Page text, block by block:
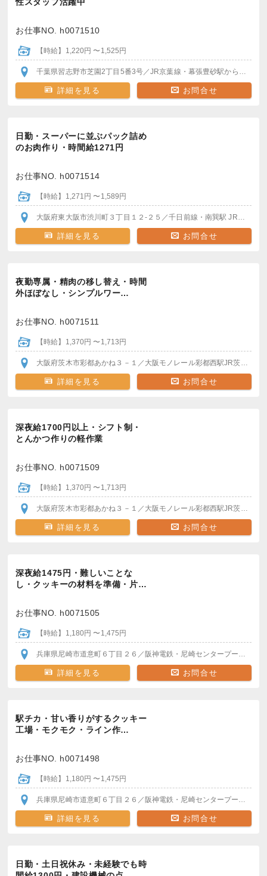
性スタッフ活躍中
お仕事NO. h0071510
【時給】1,220円 〜1,525円
千葉県習志野市芝園2丁目5番3号／JR京葉線・幕張豊砂駅から徒歩7～8分
詳細を見る お問合せ
日勤・スーパーに並ぶパック詰め
のお肉作り・時間給1271円
お仕事NO. h0071514
【時給】1,271円 〜1,589円
大阪府東大阪市渋川町３丁目１２-２５ ／千日前線・南巽駅 JRおおさか東線・長瀬駅
詳細を見る お問合せ
夜勤専属・精肉の移し替え・時間
外ほぼなし・シンプルワー…
お仕事NO. h0071511
【時給】1,370円 〜1,713円
大阪府茨木市彩都あかね３－１ ／大阪モノレール彩都西駅JR茨木駅
詳細を見る お問合せ
深夜給1700円以上・シフト制・
とんかつ作りの軽作業
お仕事NO. h0071509
【時給】1,370円 〜1,713円
大阪府茨木市彩都あかね３－１ ／大阪モノレール彩都西駅JR茨木駅
詳細を見る お問合せ
深夜給1475円・難しいことな
し・クッキーの材料を準備・片…
お仕事NO. h0071505
【時給】1,180円 〜1,475円
兵庫県尼崎市道意町６丁目２６ ／阪神電鉄・尼崎センタープール前駅
詳細を見る お問合せ
駅チカ・甘い香りがするクッキー
工場・モクモク・ライン作…
お仕事NO. h0071498
【時給】1,180円 〜1,475円
兵庫県尼崎市道意町６丁目２６ ／阪神電鉄・尼崎センタープール前駅
詳細を見る お問合せ
日勤・土日祝休み・未経験でも時